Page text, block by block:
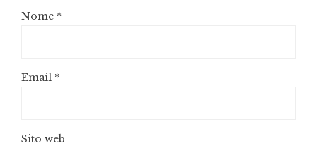
Nome *
Email *
Sito web